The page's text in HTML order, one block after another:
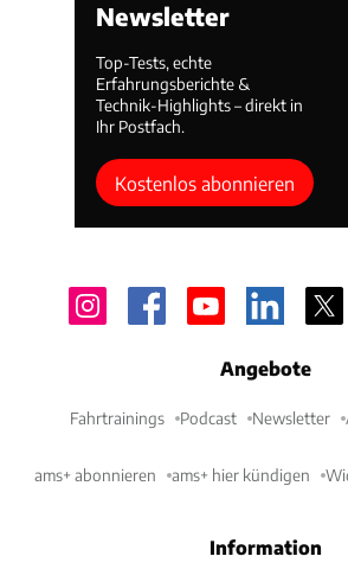
Newsletter
Top-Tests, echte
Erfahrungsberichte &
Technik-Highlights – direkt in
Ihr Postfach.
Kostenlos abonnieren
Angebote
Fahrtrainings Podcast Newsletter
ams+ abonnieren ams+ hier kündigen
Information